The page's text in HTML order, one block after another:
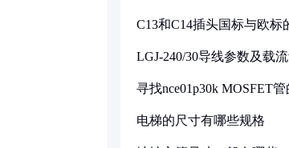
C13和C14插头国标与欧标
LGJ-240/30导线参数及载
寻找nce01p30k MOSFET
电梯的尺寸有哪些规格